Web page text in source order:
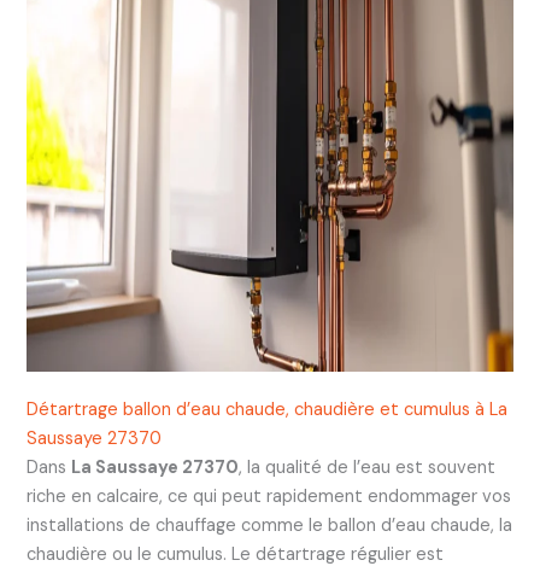
Détartrage ballon d’eau chaude, chaudière et cumulus à La
Saussaye 27370
Dans La Saussaye 27370, la qualité de l’eau est souvent
riche en calcaire, ce qui peut rapidement endommager vos
installations de chauffage comme le ballon d’eau chaude, la
chaudière ou le cumulus. Le détartrage régulier est